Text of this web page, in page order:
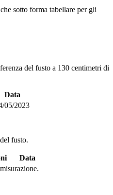
sotto forma tabellare per gli
del fusto a 130 centimetri di
Data
05/2023
fusto.
Data